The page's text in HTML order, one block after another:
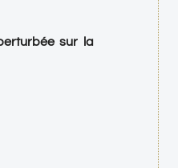
sur la